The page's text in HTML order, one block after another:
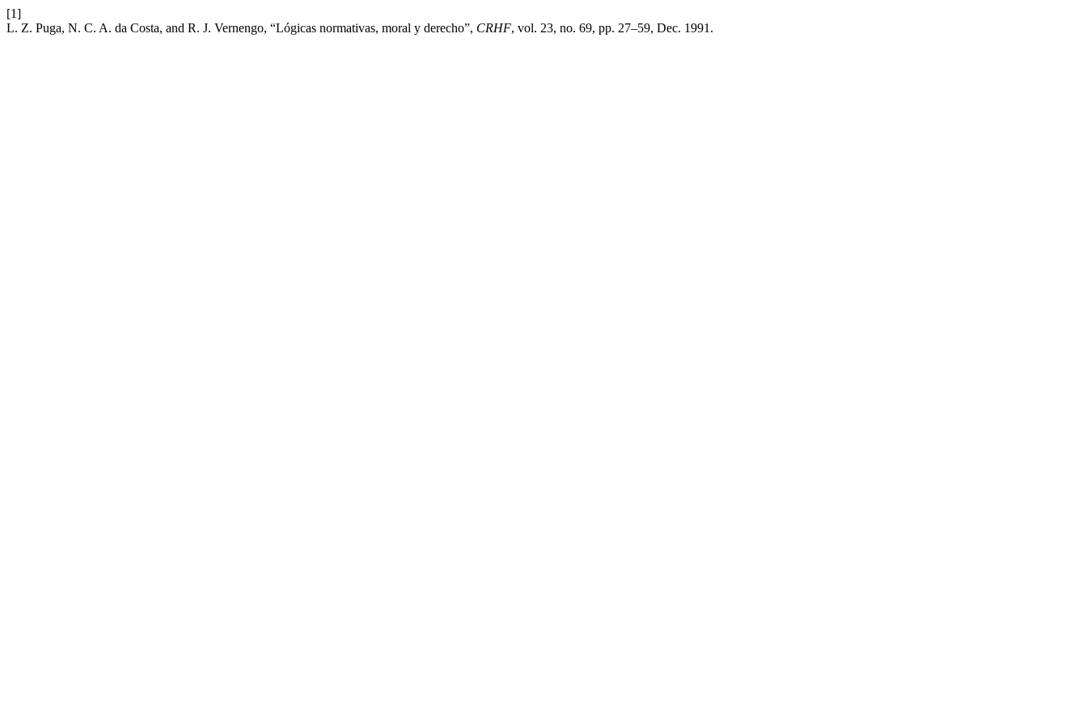
[1]
L. Z. Puga, N. C. A. da Costa, and R. J. Vernengo, “Lógicas normativas, moral y derecho”, CRHF, vol. 23, no. 69, pp. 27–59, Dec. 1991.